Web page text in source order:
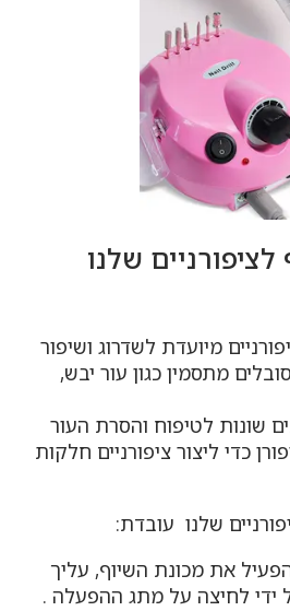
שלנו
מיועדת לשדרוג ושיפור
מתסמין כגון עור יבש,
שונות לטיפוח והסרת העור
כדי ליצור ציפורניים חלקות
שלנו עובדת:
את מכונת השיוף, עליך
ידי לחיצה על מתג ההפעלה .